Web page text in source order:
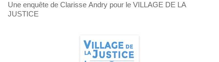
Une enquête de Clarisse Andry pour le VILLAGE DE LA
JUSTICE